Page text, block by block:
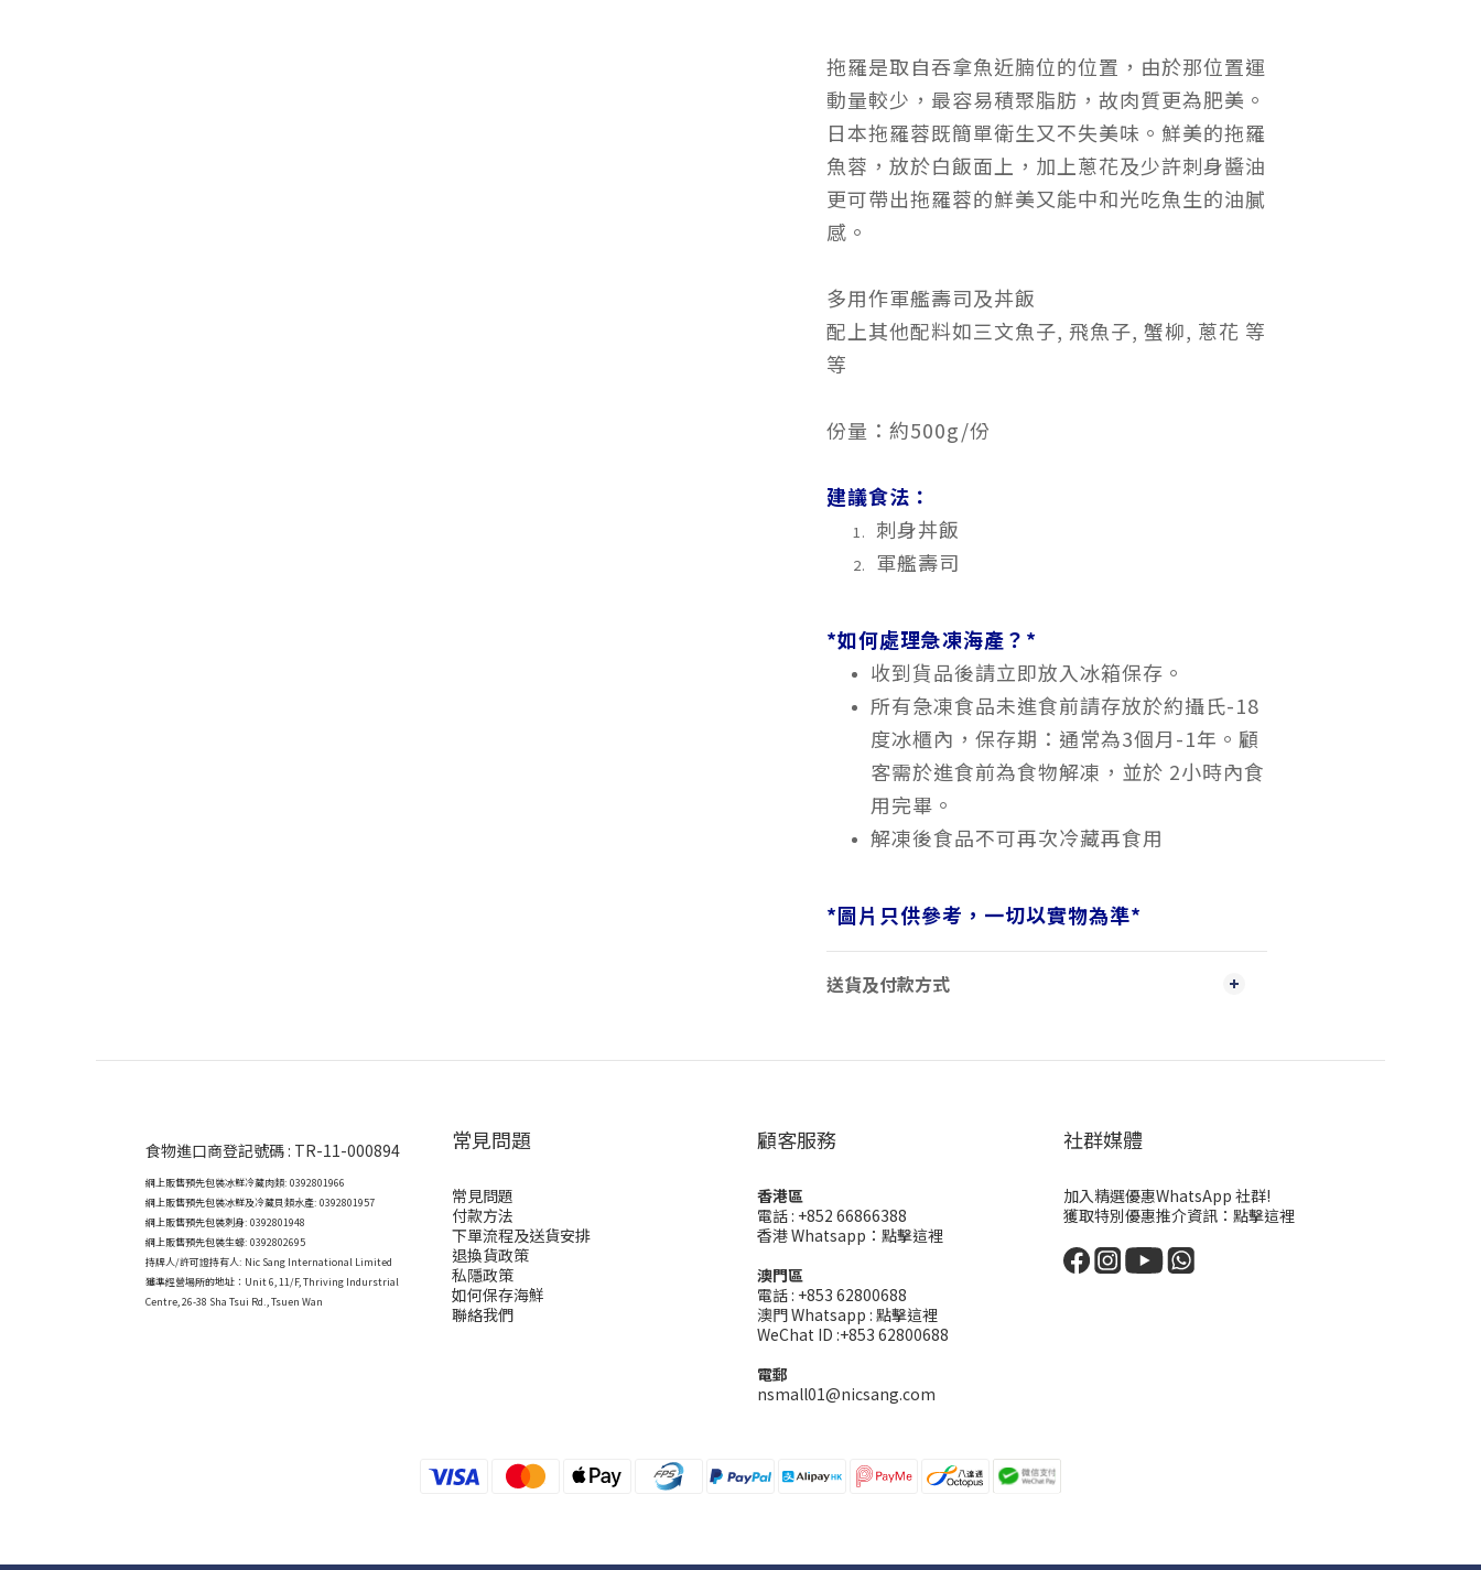
拖羅是取自吞拿魚近腩位的位置，由於那位置運
動量較少，最容易積聚脂肪，故肉質更為肥美。
日本拖羅蓉既簡單衛生又不失美味。鮮美的拖羅
魚蓉，放於白飯面上，加上蔥花及少許刺身醬油
更可帶出拖羅蓉的鮮美又能中和光吃魚生的油膩
感。
多用作軍艦壽司及丼飯
配上其他配料如三文魚子, 飛魚子, 蟹柳, 蔥花 等
等
份量：約500g/份
建議食法：
刺身丼飯
軍艦壽司
*如何處理急凍海產？*
收到貨品後請立即放入冰箱保存。
所有急凍食品未進食前請存放於約攝氏-18
度冰櫃內，保存期：通常為3個月-1年。顧
客需於進食前為食物解凍，並於 2小時內食
用完畢。
解凍後食品不可再次冷藏再食用
*圖片只供參考，一切以實物為準*
送貨及付款方式
食物進口商登記號碼 : TR-11-000894
網上販售預先包裝冰鮮冷藏肉類: 0392801966
網上販售預先包裝冰鮮及冷藏貝類水產: 0392801957
網上販售預先包裝刺身: 0392801948
網上販售預先包裝生蠔: 0392802695
持牌人/許可證持有人: Nic Sang International Limited
獲準經營場所的地址： Unit 6, 11/F, Thriving Indurstrial
Centre, 26-38 Sha Tsui Rd., Tsuen Wan
常見問題
常見問題
付款方法
下單流程及送貨安排
退換貨政策
私隱政策
如何保存海鮮
聯絡我們
顧客服務
香港區
電話 : +852 66866388
香港 Whatsapp： 點擊這裡
澳門區
電話 : +853 62800688
澳門 Whatsapp : 點擊這裡
WeChat ID :+853 62800688
電郵
nsmall01@nicsang.com
社群媒體
加入精選優惠WhatsApp 社群!
獲取特別優惠推介資訊： 點擊這裡